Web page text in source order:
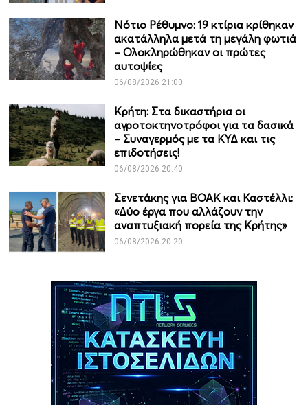
Νότιο Ρέθυμνο: 19 κτίρια κρίθηκαν
ακατάλληλα μετά τη μεγάλη φωτιά
– Ολοκληρώθηκαν οι πρώτες
αυτοψίες
06/08/2026 21:00
Κρήτη: Στα δικαστήρια οι
αγροτοκτηνοτρόφοι για τα δασικά
– Συναγερμός με τα ΚΥΔ και τις
επιδοτήσεις!
06/08/2026 20:40
Σενετάκης για ΒΟΑΚ και Καστέλλι:
«Δύο έργα που αλλάζουν την
αναπτυξιακή πορεία της Κρήτης»
06/08/2026 20:20